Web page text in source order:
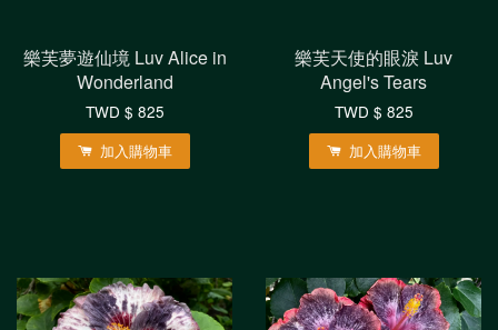
樂芙夢遊仙境 Luv Alice in
Wonderland
TWD $ 825
加入購物車
樂芙天使的眼淚 Luv
Angel's Tears
TWD $ 825
加入購物車